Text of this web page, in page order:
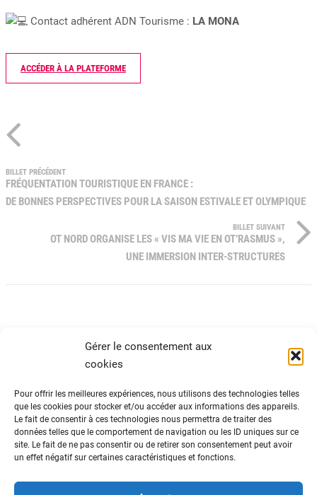
Gérer le consentement aux
cookies
Pour offrir les meilleures expériences, nous utilisons des technologies telles
que les cookies pour stocker et/ou accéder aux informations des appareils.
Le fait de consentir à ces technologies nous permettra de traiter des
données telles que le comportement de navigation ou les ID uniques sur ce
site. Le fait de ne pas consentir ou de retirer son consentement peut avoir
un effet négatif sur certaines caractéristiques et fonctions.
Contact adhérent ADN Tourisme : LA MONA
ACCÉDER À LA PLATEFORME
BILLET PRÉCÉDENT
FRÉQUENTATION TOURISTIQUE EN FRANCE :
DE BONNES PERSPECTIVES POUR LA SAISON ESTIVALE ET OLYMPIQUE
BILLET SUIVANT
OT NORD ORGANISE LES « VIS MA VIE EN OT’RASMUS »,
UNE IMMERSION INTER-STRUCTURES
ADN Tourisme
Fédération nationale des organismes
institutionnels de tourisme